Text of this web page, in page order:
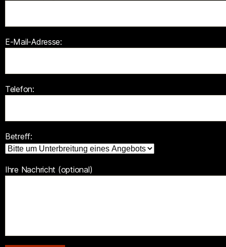
E-Mail-Adresse:
Telefon:
Betreff:
Ihre Nachricht (optional)